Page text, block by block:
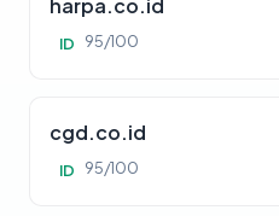
harpa.co.id
ID 95/100
cgd.co.id
ID 95/100